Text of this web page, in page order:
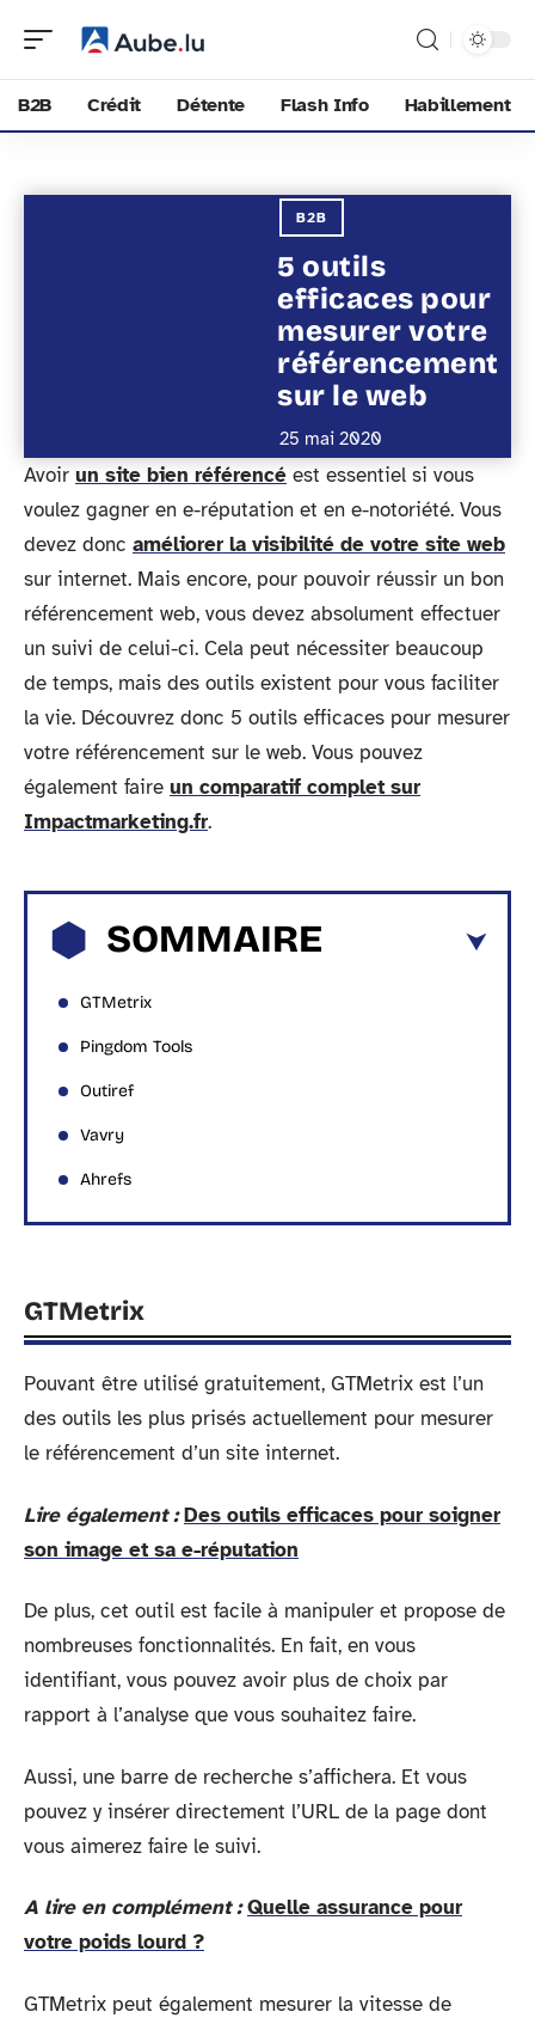
B2B Crédit Détente Flash Info Habillement
B2B
5 outils
efficaces pour
mesurer votre
référencement
sur le web
25 mai 2020
Avoir un site bien référencé est essentiel si vous
voulez gagner en e-réputation et en e-notoriété. Vous
devez donc améliorer la visibilité de votre site web
sur internet. Mais encore, pour pouvoir réussir un bon
référencement web, vous devez absolument effectuer
un suivi de celui-ci. Cela peut nécessiter beaucoup
de temps, mais des outils existent pour vous faciliter
la vie. Découvrez donc 5 outils efficaces pour mesurer
votre référencement sur le web. Vous pouvez
également faire un comparatif complet sur
Impactmarketing.fr.
SOMMAIRE
GTMetrix
Pingdom Tools
Outiref
Vavry
Ahrefs
GTMetrix
Pouvant être utilisé gratuitement, GTMetrix est l’un
des outils les plus prisés actuellement pour mesurer
le référencement d’un site internet.
Lire également : Des outils efficaces pour soigner
son image et sa e-réputation
De plus, cet outil est facile à manipuler et propose de
nombreuses fonctionnalités. En fait, en vous
identifiant, vous pouvez avoir plus de choix par
rapport à l’analyse que vous souhaitez faire.
Aussi, une barre de recherche s’affichera. Et vous
pouvez y insérer directement l’URL de la page dont
vous aimerez faire le suivi.
A lire en complément : Quelle assurance pour
votre poids lourd ?
GTMetrix peut également mesurer la vitesse de